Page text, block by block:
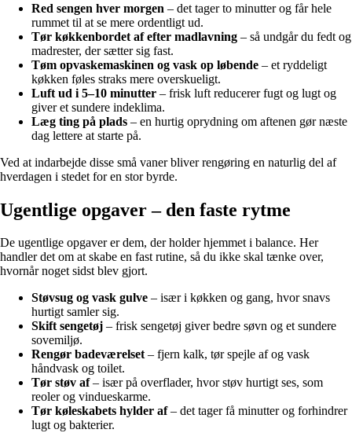
Red sengen hver morgen – det tager to minutter og får hele
rummet til at se mere ordentligt ud.
Tør køkkenbordet af efter madlavning – så undgår du fedt og
madrester, der sætter sig fast.
Tøm opvaskemaskinen og vask op løbende – et ryddeligt
køkken føles straks mere overskueligt.
Luft ud i 5–10 minutter – frisk luft reducerer fugt og lugt og
giver et sundere indeklima.
Læg ting på plads – en hurtig oprydning om aftenen gør næste
dag lettere at starte på.
Ved at indarbejde disse små vaner bliver rengøring en naturlig del af
hverdagen i stedet for en stor byrde.
Ugentlige opgaver – den faste rytme
De ugentlige opgaver er dem, der holder hjemmet i balance. Her
handler det om at skabe en fast rutine, så du ikke skal tænke over,
hvornår noget sidst blev gjort.
Støvsug og vask gulve – især i køkken og gang, hvor snavs
hurtigt samler sig.
Skift sengetøj – frisk sengetøj giver bedre søvn og et sundere
sovemiljø.
Rengør badeværelset– fjern kalk, tør spejle af og vask
håndvask og toilet.
Tør støv af– især på overflader, hvor støv hurtigt ses, som
reoler og vindueskarme.
Tør køleskabets hylder af– det tager få minutter og forhindrer
lugt og bakterier.